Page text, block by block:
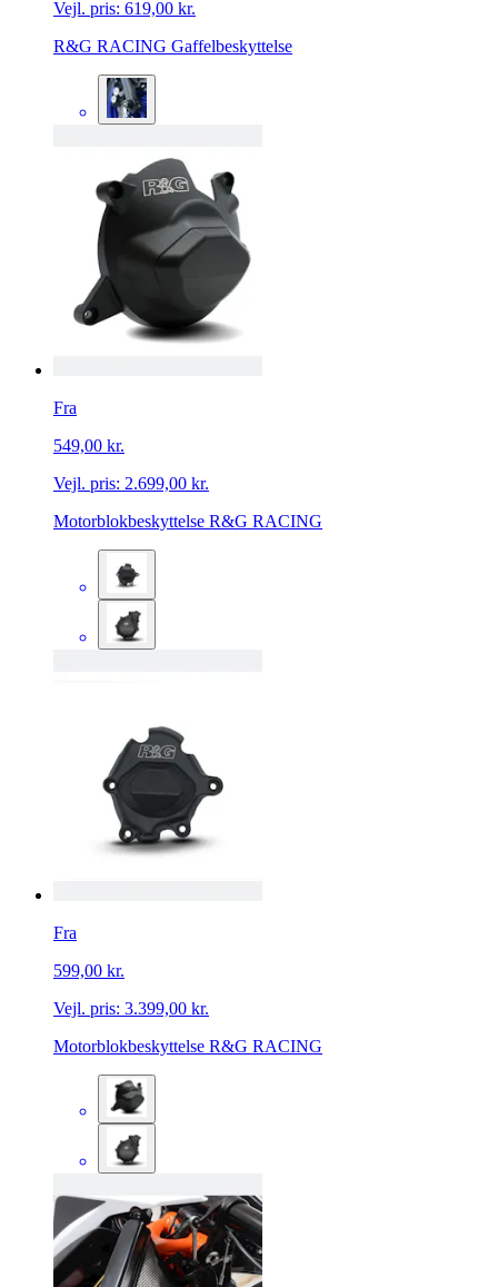
Vejl. pris: 619,00 kr.
R&G RACING Gaffelbeskyttelse
Fra
549,00 kr.
Vejl. pris: 2.699,00 kr.
Motorblokbeskyttelse R&G RACING
Fra
599,00 kr.
Vejl. pris: 3.399,00 kr.
Motorblokbeskyttelse R&G RACING